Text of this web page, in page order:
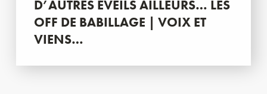
D’AUTRES ÉVEILS AILLEURS… LES
OFF DE BABILLAGE | VOIX ET
VIENS…